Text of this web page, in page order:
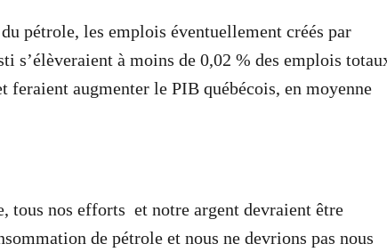
pétrole, les emplois éventuellement créés par
s’élèveraient à moins de 0,02 % des emplois
feraient augmenter le PIB québécois, en moyenne
tous nos efforts et notre argent devraient être
de pétrole et nous ne devrions pas nous